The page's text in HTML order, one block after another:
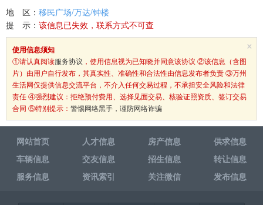
地 区： 移民广场/万达/钟楼
提 示： 该信息已失效，联系方式不可查
×
使用信息须知
①请认真阅读服务协议 ，使用信息视为已知晓并同意该协议 ②该信息（含图
片）由用户自行发布，其真实性、准确性和合法性由信息发布者负责 ③万州
生活网仅提供信息交流平台，不介入任何交易过程，不承担安全风险和法律
责任 ④强烈建议：拒绝预付费用、选择见面交易、核验证照资质、签订交易
合同 ⑤特别提示： 警惕网络黑手，谨防网络诈骗
网站首页 人才信息 房产信息
供求信息
车辆信息
交友信息 招生信息
转让信息
服务信息
资讯索引 关注微信 发布信息